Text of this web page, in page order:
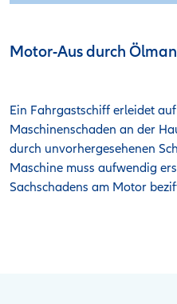
Motor-Aus durch
Ein Fahrgastschiff erleidet
Maschinenschaden an der
durch unvorhergesehenen
Maschine muss aufwendig
Sachschadens am Motor